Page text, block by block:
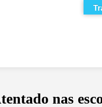
nas